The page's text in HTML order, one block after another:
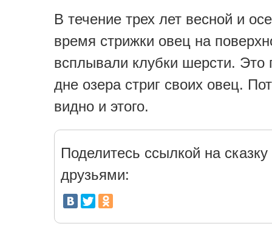
В течение трех лет весной и
время стрижки овец на
всплывали клубки шерсти. Это
дне озера стриг своих овец.
видно и этого.
Поделитесь ссылкой на сказку
друзьями: